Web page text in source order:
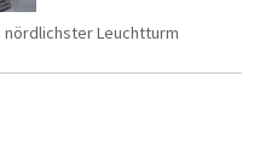
nördlichster Leuchtturm